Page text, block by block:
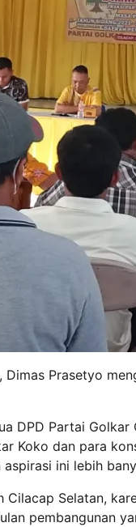
Prasetyo
DPD Partai
Koko dan para
ini lebih
Cilacap Selatan,
pembangunan